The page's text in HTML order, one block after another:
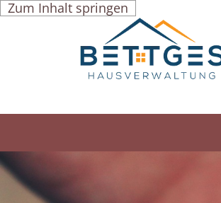
Zum Inhalt springen